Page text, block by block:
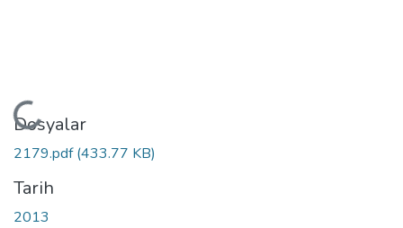
Yükleniyor...
Dosyalar
2179.pdf(433.77 KB)
Tarih
2013